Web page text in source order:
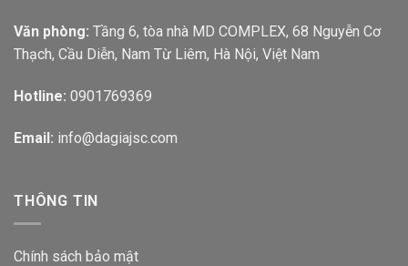
Văn phòng: Tầng 6, tòa nhà MD COMPLEX, 68 Nguyễn Cơ
Thạch, Cầu Diễn, Nam Từ Liêm, Hà Nội, Việt Nam
Hotline: 0901769369
Email: info@dagiajsc.com
THÔNG TIN
Chính sách bảo mật